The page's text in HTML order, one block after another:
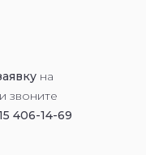
на
звоните
406-14-69